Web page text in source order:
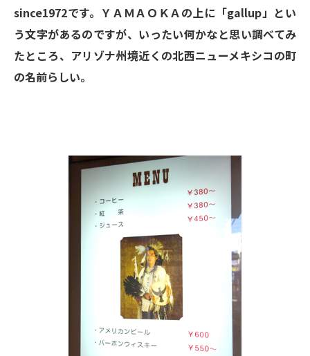
since1972です。ＹＡＭＡＯＫＡの上に「gallup」とい
う文字があるのですが、いったい何かなと思い調べてみ
たところ、アリゾナ州境近くの北西ニューメキシコの町
の名前らしい。